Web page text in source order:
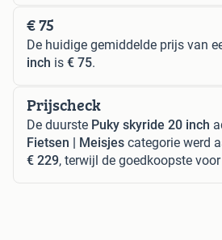
€ 75
De huidige gemiddelde prijs van
inch is € 75.
Prijscheck
De duurste Puky skyride 20 inch
Fietsen | Meisjes categorie werd
€ 229, terwijl de goedkoopste voor